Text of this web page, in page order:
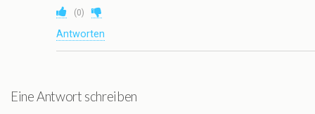
(0)
Antworten
Eine Antwort schreiben